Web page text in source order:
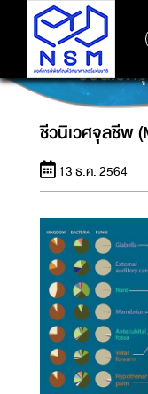
ชีวนิเวศ
ชีวนิเวศจุลชีพ
13 ธ.ค. 2564